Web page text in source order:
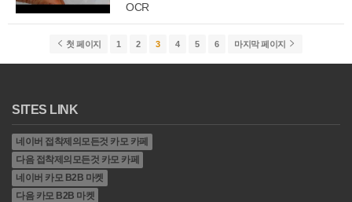
OCR
첫 페이지 1 2 3 4 5 6 마지막 페이지
SITES LINK
네이버 접착제의모든것 카모 카페
다음 접착제의모든것 카모 카페
네이버 카모 B2B 마켓
다음 카모 B2B 마켓